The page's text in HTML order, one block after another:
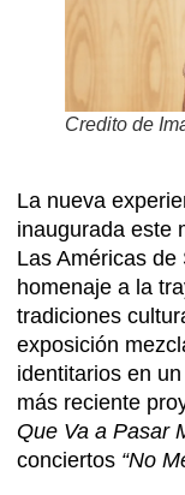
Credito de
La nueva
inaugurada este
Las Américas
homenaje a la
tradiciones
exposición
identitarios en
más reciente
Que Va a Pasar
conciertos “No